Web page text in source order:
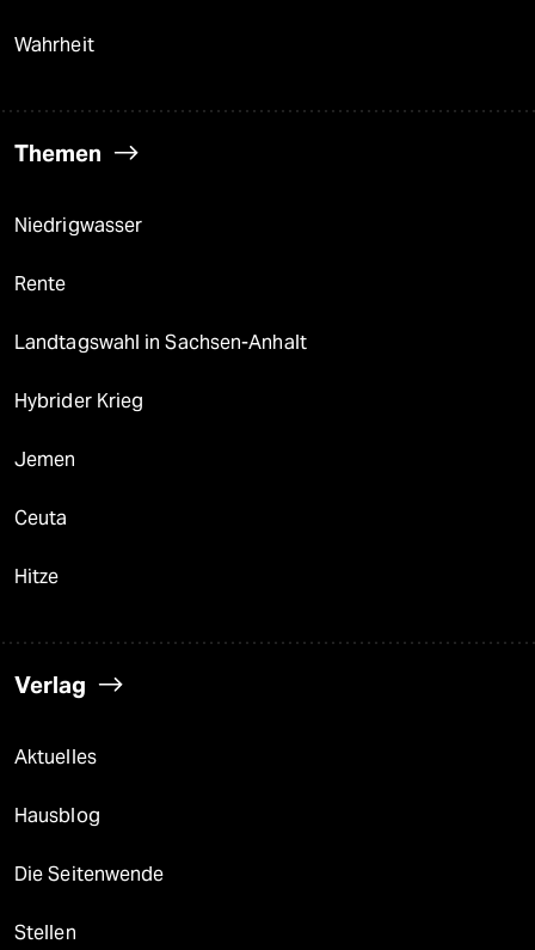
Wahrheit
Themen
Niedrigwasser
Rente
Landtagswahl in Sachsen-Anhalt
Hybrider Krieg
Jemen
Ceuta
Hitze
Verlag
Aktuelles
Hausblog
Die Seitenwende
Stellen